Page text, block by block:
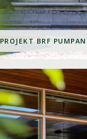
PROJEKT BRF PUMPAN